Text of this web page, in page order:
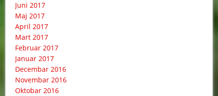
Juni 2017
Maj 2017
April 2017
Mart 2017
Februar 2017
Januar 2017
Decembar 2016
Novembar 2016
Oktobar 2016